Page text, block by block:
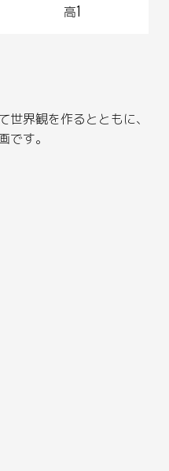
高1
界観を作るとともに、
す。